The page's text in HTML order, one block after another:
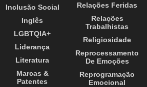
Inclusão Social
Inglês
LGBTQIA+
Liderança
Literatura
Marcas &
Patentes
Relações Feridas
Relações
Trabalhistas
Religiosidade
Reprocessamento
De Emoções
Reprogramação
Emocional